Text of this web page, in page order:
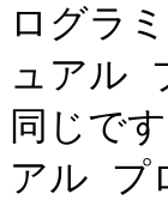
ログラ
ュアル
同じで
アル プ